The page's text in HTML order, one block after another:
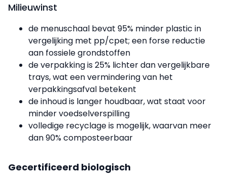
Milieuwinst
de menuschaal bevat 95% minder plastic in
vergelijking met pp/cpet; een forse reductie
aan fossiele grondstoffen
de verpakking is 25% lichter dan vergelijkbare
trays, wat een vermindering van het
verpakkingsafval betekent
de inhoud is langer houdbaar, wat staat voor
minder voedselverspilling
volledige recyclage is mogelijk, waarvan meer
dan 90% composteerbaar
Gecertificeerd biologisch